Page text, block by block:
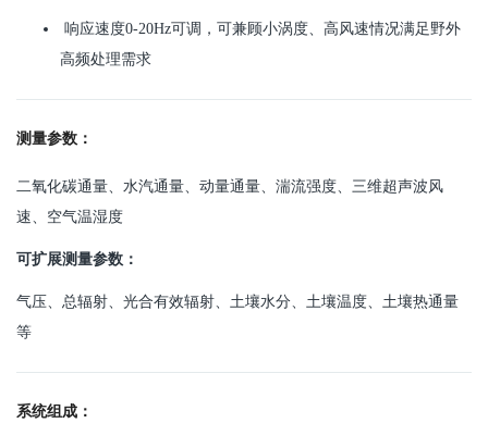
响应速度0-20Hz可调，可兼顾小涡度、高风速情况满足野外
高频处理需求
测量参数：
二氧化碳通量、水汽通量、动量通量、湍流强度、三维超声波风
速、空气温湿度
可扩展测量参数：
气压、总辐射、光合有效辐射、土壤水分、土壤温度、土壤热通量
等
系统组成：